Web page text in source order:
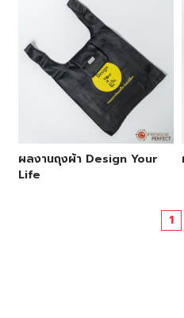
ผลงานถุงผ้า Design Your
Life
1